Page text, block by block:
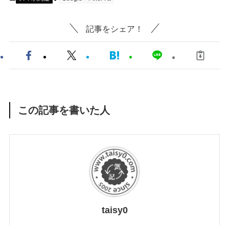
記事をシェア！
この記事を書いた人
taisy0